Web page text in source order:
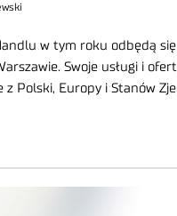
w tym roku odbędą
Swoje usługi i
Polski, Europy i Stanów